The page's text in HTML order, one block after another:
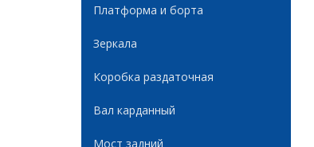
Платформа и борта
Зеркала
Коробка раздаточная
Вал карданный
Мост задний